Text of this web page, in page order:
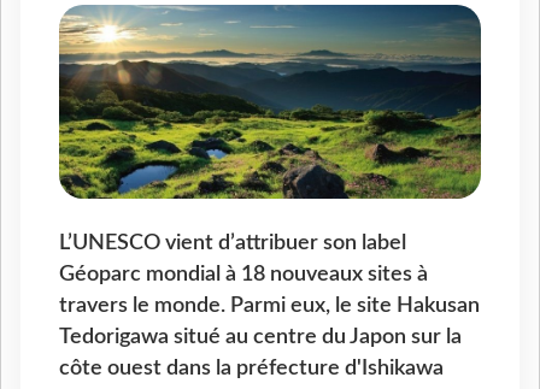
L’UNESCO vient d’attribuer son label
Géoparc mondial à 18 nouveaux sites à
travers le monde. Parmi eux, le site Hakusan
Tedorigawa situé au centre du Japon sur la
côte ouest dans la préfecture d'Ishikawa